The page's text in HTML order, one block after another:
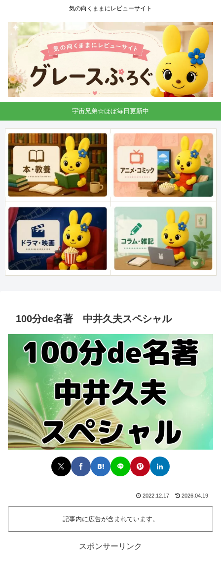
気の向くままにレビューサイト
宇宙兄弟☆ほぼ毎日更新中
100分de名著 中井久夫スペシャル
2022.12.17 2026.04.19
記事内に広告が含まれています。
スポンサーリンク